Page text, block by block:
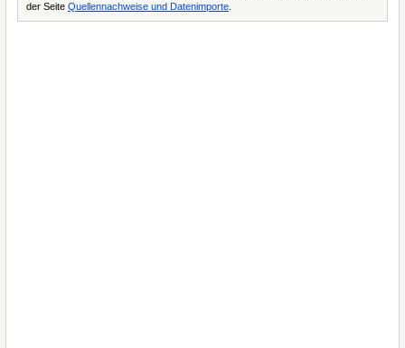
der Seite Quellennachweise und Datenimporte